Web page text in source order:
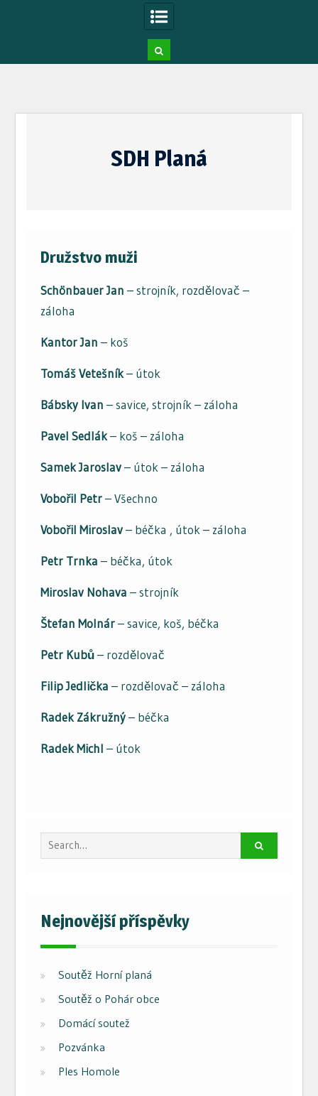
SDH Planá
Družstvo muži
Schönbauer Jan – strojník, rozdělovač –
záloha
Kantor Jan – koš
Tomáš Vetešník– útok
Bábsky Ivan – savice, strojník – záloha
Pavel Sedlák– koš – záloha
Samek Jaroslav– útok – záloha
Vobořil Petr– Všechno
Vobořil Miroslav– béčka , útok – záloha
Petr Trnka – béčka, útok
Miroslav Nohava– strojník
Štefan Molnár– savice, koš, béčka
Petr Kubů– rozdělovač
Filip Jedlička – rozdělovač – záloha
Radek Zákružný– béčka
Radek Michl – útok
Search
for:
Nejnovější příspěvky
Soutěž Horní planá
Soutěž o Pohár obce
Domácí soutež
Pozvánka
Ples Homole